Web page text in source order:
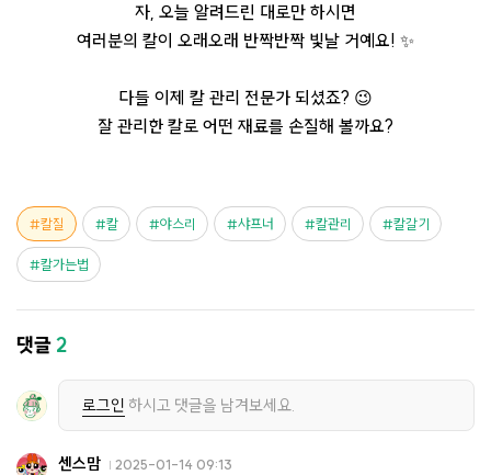
자, 오늘 알려드린 대로만 하시면
여러분의 칼이 오래오래 반짝반짝 빛날 거예요! ✨
다들 이제 칼 관리 전문가 되셨죠? 😉
잘 관리한 칼로 어떤 재료를 손질해 볼까요?
칼질 칼 야스리 샤프너 칼관리 칼갈기
칼가는법
댓글2
로그인 하시고 댓글을 남겨보세요.
센스맘 2025-01-14 09:13